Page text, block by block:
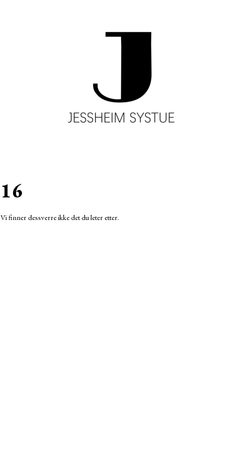
16
Vi finner dessverre ikke det du leter etter.